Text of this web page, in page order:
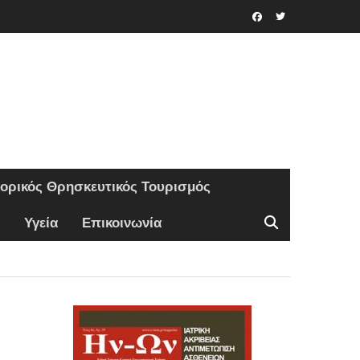
Θρησκευτικός Τουρισμός
Υγεία Επικοινωνία